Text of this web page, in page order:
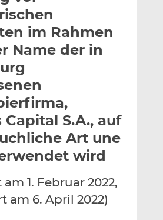
l
a
n
n
k
e
d
t
e
i
l
e
n
c
e
b
o
t
e
i
l
e
n
im Rahmen
Name der in
Capital S.A., auf
Art une
wird
1. Februar 2022,
am 6. April 2022)